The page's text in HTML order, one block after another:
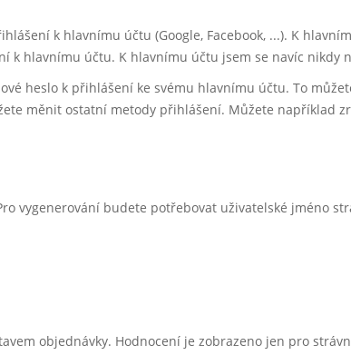
k hlavnímu účtu (Google, Facebook, ...). K
k hlavnímu účtu. K hlavnímu účtu jsem se navíc nikdy
heslo k přihlášení ke svému hlavnímu účtu. To
měnit ostatní metody přihlášení. Můžete například
vygenerování budete potřebovat uživatelské jméno
objednávky. Hodnocení je zobrazeno jen pro